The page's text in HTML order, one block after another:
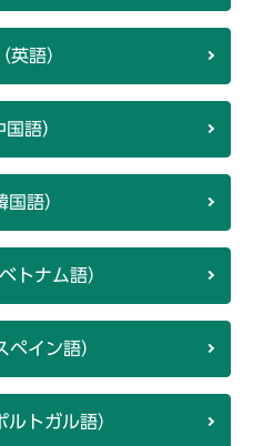
英語）
語）
国語）
トナム語）
イン語）
トガル語）